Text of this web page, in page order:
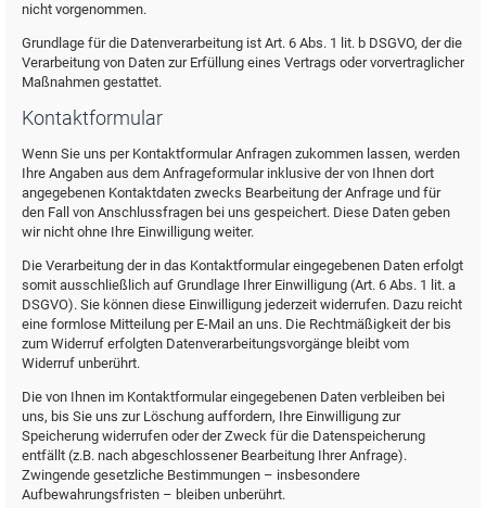
nicht vorgenommen.
Grundlage für die Datenverarbeitung ist Art. 6 Abs. 1 lit. b DSGVO, der die
Verarbeitung von Daten zur Erfüllung eines Vertrags oder vorvertraglicher
Maßnahmen gestattet.
Kontaktformular
Wenn Sie uns per Kontaktformular Anfragen zukommen lassen, werden
Ihre Angaben aus dem Anfrageformular inklusive der von Ihnen dort
angegebenen Kontaktdaten zwecks Bearbeitung der Anfrage und für
den Fall von Anschlussfragen bei uns gespeichert. Diese Daten geben
wir nicht ohne Ihre Einwilligung weiter.
Die Verarbeitung der in das Kontaktformular eingegebenen Daten erfolgt
somit ausschließlich auf Grundlage Ihrer Einwilligung (Art. 6 Abs. 1 lit. a
DSGVO). Sie können diese Einwilligung jederzeit widerrufen. Dazu reicht
eine formlose Mitteilung per E-Mail an uns. Die Rechtmäßigkeit der bis
zum Widerruf erfolgten Datenverarbeitungsvorgänge bleibt vom
Widerruf unberührt.
Die von Ihnen im Kontaktformular eingegebenen Daten verbleiben bei
uns, bis Sie uns zur Löschung auffordern, Ihre Einwilligung zur
Speicherung widerrufen oder der Zweck für die Datenspeicherung
entfällt (z.B. nach abgeschlossener Bearbeitung Ihrer Anfrage).
Zwingende gesetzliche Bestimmungen – insbesondere
Aufbewahrungsfristen – bleiben unberührt.